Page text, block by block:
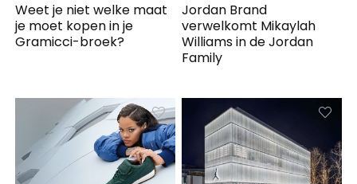
Weet je niet welke maat
je moet kopen in je
Gramicci-broek?
Jordan Brand
verwelkomt Mikaylah
Williams in de Jordan
Family